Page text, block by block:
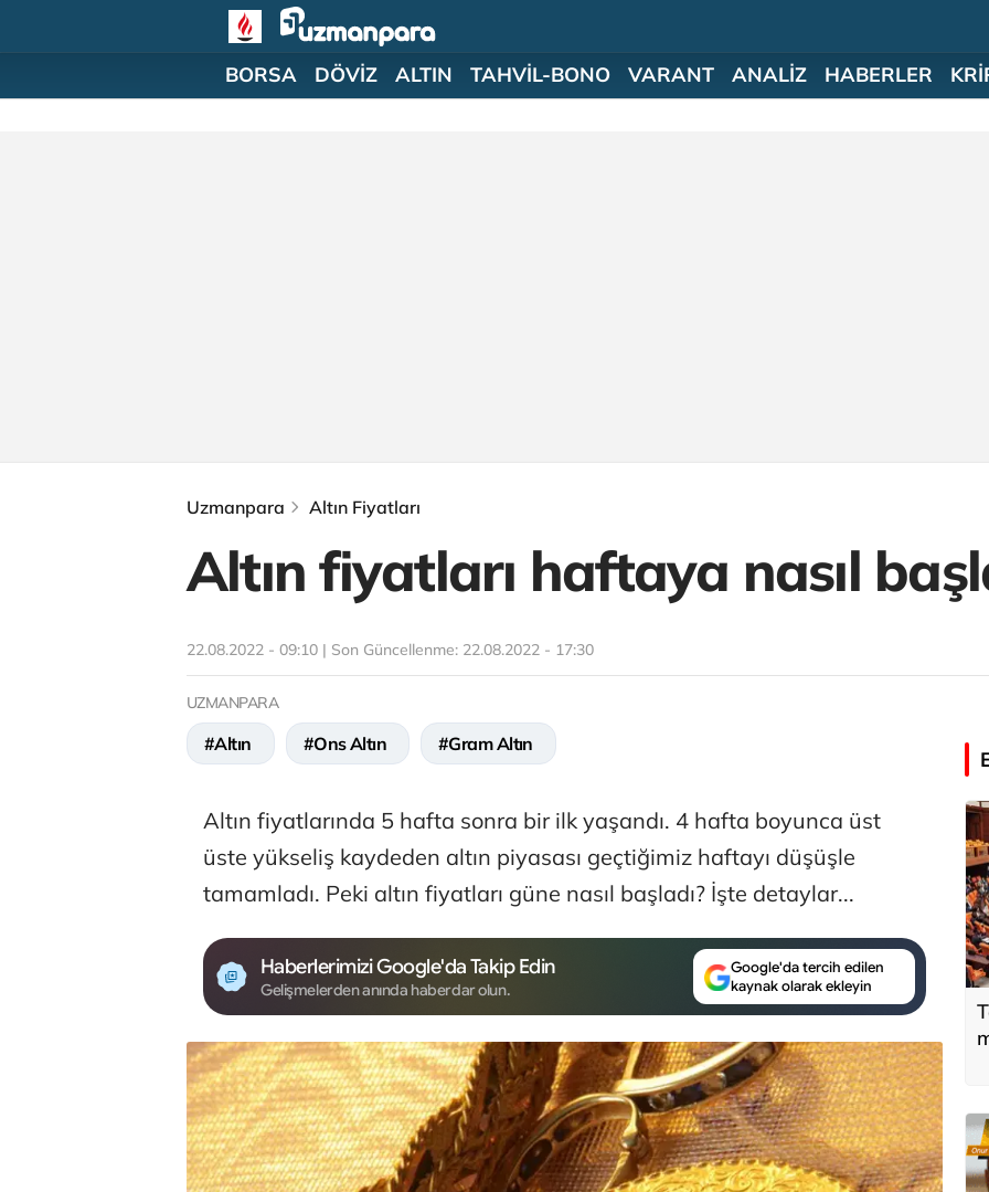
BORSA DÖVİZ ALTIN TAHVİL-BONO VARANT ANALİZ HABERLER
Uzmanpara Altın Fiyatları
Altın fiyatları haftaya nasıl
22.08.2022 - 09:10 | Son Güncellenme: 22.08.2022 - 17:30
UZMANPARA
#Altın #Ons Altın #Gram Altın
Altın fiyatlarında 5 hafta sonra bir ilk yaşandı. 4 hafta boyunca üst
üste yükseliş kaydeden altın piyasası geçtiğimiz haftayı düşüşle
tamamladı. Peki altın fiyatları güne nasıl başladı? İşte detaylar...
Haberlerimizi Google'da Takip Edin
Gelişmelerden anında haberdar olun.
Google'da tercih edilen
kaynak olarak ekleyin